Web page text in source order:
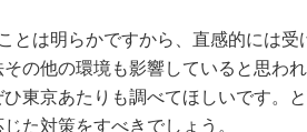
とは明らかですから、直感的には
の他の環境も影響していると思わ
東京あたりも調べてほしいです。
た対策をすべきでしょう。